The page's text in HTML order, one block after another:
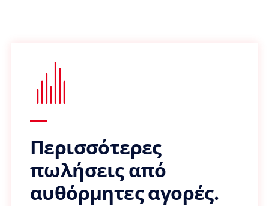
Περισσότερες
πωλήσεις από
αυθόρμητες αγορές.